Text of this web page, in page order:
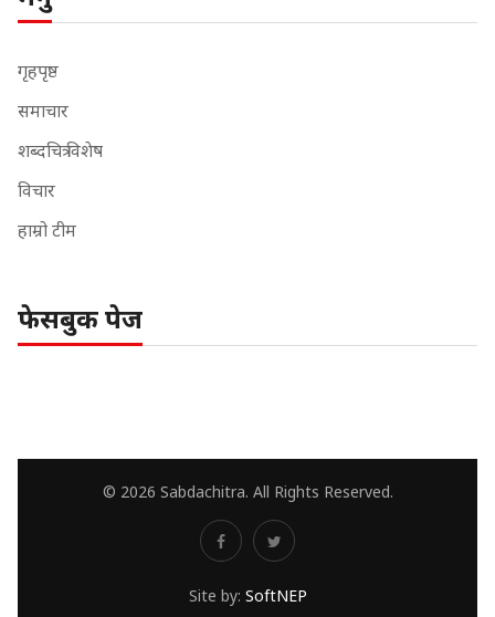
गृहपृष्ठ
समाचार
शब्दचित्र विशेष
विचार
हाम्रो टीम
फेसबुक पेज
© 2026 Sabdachitra. All Rights Reserved.
Site by: SoftNEP